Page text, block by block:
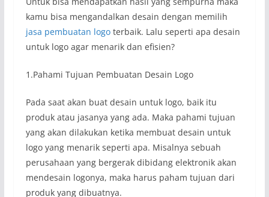
kamu bisa mengandalkan desain dengan memilih
jasa pembuatan logoterbaik. Lalu seperti apa desain
untuk logo agar menarik dan efisien?
1.Pahami Tujuan Pembuatan Desain Logo
Pada saat akan buat desain untuk logo, baik itu
produk atau jasanya yang ada. Maka pahami tujuan
yang akan dilakukan ketika membuat desain untuk
logo yang menarik seperti apa. Misalnya sebuah
perusahaan yang bergerak dibidang elektronik akan
mendesain logonya, maka harus paham tujuan dari
produk yang dibuatnya.